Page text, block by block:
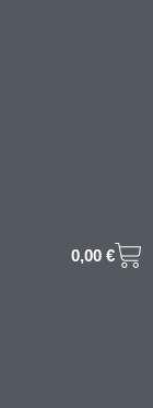
0,00 €